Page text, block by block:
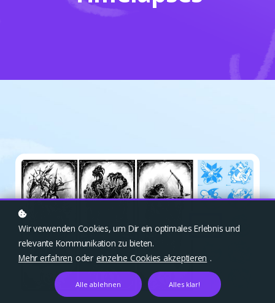
Wir verwenden Cookies, um Dir ein optimales Erlebnis und
relevante Kommunikation zu bieten.
Mehr erfahren oder einzelne Cookies akzeptieren .
Alle ablehnen Alles klar!